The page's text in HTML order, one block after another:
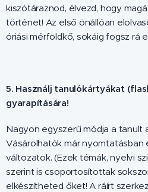
kiszótáraznod, élvezd, hogy
történet! Az első önállóan
óriási mérföldkő, sokáig fogsz rá
5. Használj tanulókártyákat
gyarapítására!
Nagyon egyszerű módja a tanult
Vásárolhatók már nyomtatásban
változatok. (Ezek témák, nyelvi
szerint is csoportosítottak
elkészítheted őket! A ráírt